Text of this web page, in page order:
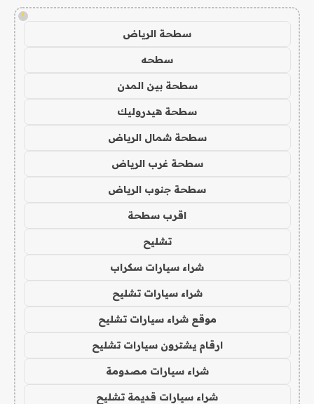
!
سطحة الرياض
سطحه
سطحة بين المدن
سطحة هيدروليك
سطحة شمال الرياض
سطحة غرب الرياض
سطحة جنوب الرياض
اقرب سطحة
تشليح
شراء سيارات سكراب
شراء سيارات تشليح
موقع شراء سيارات تشليح
ارقام يشترون سيارات تشليح
شراء سيارات مصدومة
شراء سيارات قديمة تشليح